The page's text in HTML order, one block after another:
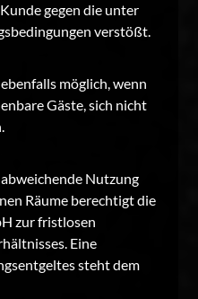
gegen die unter
verstößt.
möglich, wenn
Gäste, sich nicht
Nutzung
Räume berechtigt die
zur fristlosen
Eine
steht dem